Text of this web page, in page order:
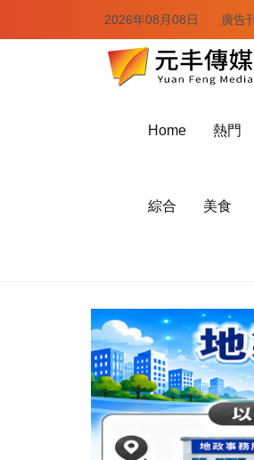
2026年08月08日 廣告
Home 熱門
綜合 美食